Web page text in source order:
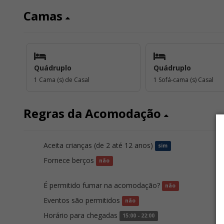
Camas
Quádruplo
1 Cama (s) de Casal
Quádruplo
1 Sofá-cama (s) Casal
Regras da Acomodação
Aceita crianças (de 2 até 12 anos) sim
Fornece berços não
É permitido fumar na acomodação? não
Eventos são permitidos não
Horário para chegadas 15:00 - 22:00